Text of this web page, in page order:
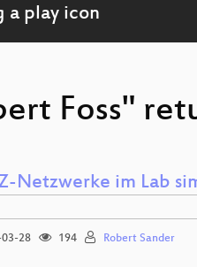
Foss"
Netzwerke im Lab
28 194 Robert Sander